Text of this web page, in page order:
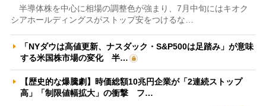
半導体株を中心に相場の調整色が強まり、7月中旬にはキオク
シアホールディングスがストップ安をつけるな…
「NYダウは高値更新、ナスダック・S&P500は足踏み」が意味
する米国株市場の変化 半…
【歴史的な爆騰劇】時価総額10兆円企業が「2連続ストップ
高」「制限値幅拡大」の衝撃 フ…